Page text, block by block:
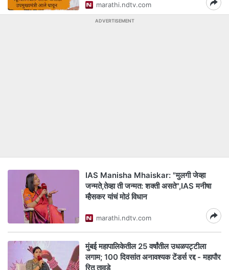
marathi.ndtv.com
ADVERTISEMENT
IAS Manisha Mhaiskar: "मुलगी जेव्हा
जन्मते,तेव्हा ती जन्मत: शक्ती असते",IAS मनीषा
म्हैसकर यांचं मोठं विधान
marathi.ndtv.com
मुंबई महापालिकेतील 25 वर्षांतील उधळपट्टीला
लगाम; 100 दिवसांत अनावश्यक टेंडर्स रद्द - महापौर
रितू तावडे